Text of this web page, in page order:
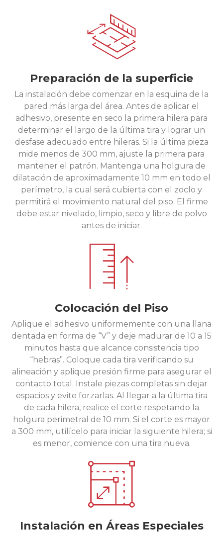
Preparación de la superficie
La instalación debe comenzar en la esquina de la
pared más larga del área. Antes de aplicar el
adhesivo, presente en seco la primera hilera para
determinar el largo de la última tira y lograr un
desfase adecuado entre hileras. Si la última pieza
mide menos de 300 mm, ajuste la primera para
mantener el patrón. Mantenga una holgura de
dilatación de aproximadamente 10 mm en todo el
perímetro, la cual será cubierta con el zoclo y
permitirá el movimiento natural del piso. El firme
debe estar nivelado, limpio, seco y libre de polvo
antes de iniciar.
Colocación del Piso
Aplique el adhesivo uniformemente con una llana
dentada en forma de “V” y deje madurar de 10 a 15
minutos hasta que alcance consistencia tipo
“hebras”. Coloque cada tira verificando su
alineación y aplique presión firme para asegurar el
contacto total. Instale piezas completas sin dejar
espacios y evite forzarlas. Al llegar a la última tira
de cada hilera, realice el corte respetando la
holgura perimetral de 10 mm. Si el corte es mayor
a 300 mm, utilícelo para iniciar la siguiente hilera; si
es menor, comience con una tira nueva.
Instalación en Áreas Especiales